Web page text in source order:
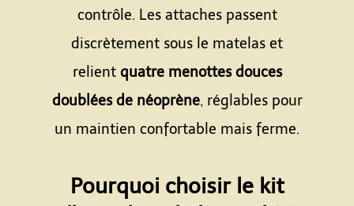
contrôle. Les attaches passent
discrètement sous le matelas et
relient quatre menottes douces
doublées de néoprène, réglables pour
un maintien confortable mais ferme.
Pourquoi choisir le kit